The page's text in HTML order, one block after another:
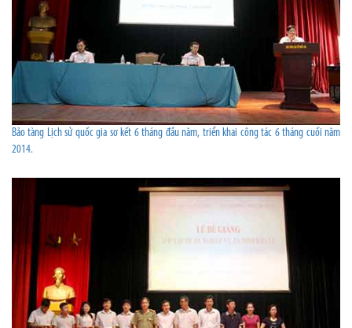
Bảo tàng Lịch sử quốc gia sơ kết 6 tháng đầu năm, triển khai công tác 6 tháng cuối năm
2014.